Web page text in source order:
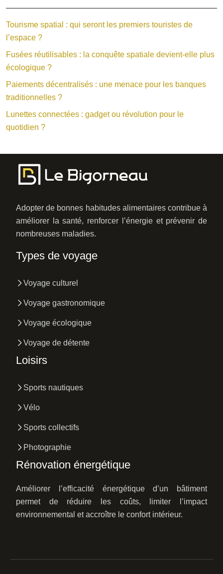
Tourisme spatial : qui seront les premiers touristes de
l’espace ?
Fusées réutilisables : la conquête spatiale devient-elle plus
écologique ?
Paiements décentralisés : une menace pour les banques
traditionnelles ?
Lunettes connectées : gadget ou révolution pour le
quotidien ?
Adopter de bonnes habitudes alimentaires contribue à
améliorer la santé, renforcer l’énergie et prévenir de
nombreuses maladies.
Types de voyage
Voyage culturel
Voyage gastronomique
Voyage écologique
Voyage de détente
Loisirs
Sports nautiques
Vélo
Sports collectifs
Photographie
Rénovation énergétique
Améliorer l’efficacité énergétique d’un bâtiment
permet de réduire les coûts, limiter l’impact
environnemental et accroître le confort intérieur.